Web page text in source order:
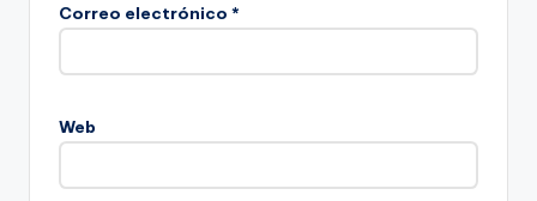
Correo electrónico *
Web